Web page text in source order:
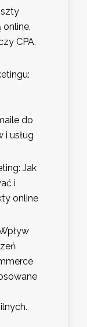
online,
CPA.
do
usług
Jak
i
online